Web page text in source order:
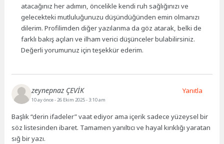
atacağınız her adımın, öncelikle kendi ruh sağlığınızı ve
gelecekteki mutluluğunuzu düşündüğünden emin olmanızı
dilerim. Profilimden diğer yazılarıma da göz atarak, belki de
farklı bakış açıları ve ilham verici düşünceler bulabilirsiniz.
Değerli yorumunuz için teşekkür ederim.
zeynepnaz ÇEVİK
10 ay önce- 26 Ekim 2025 - 3:10 am
Başlık “derin ifadeler” vaat ediyor ama içerik sadece yüzeysel bir
söz listesinden ibaret. Tamamen yanıltıcı ve hayal kırıklığı yaratan
sığ bir yazı.
Yanıtla